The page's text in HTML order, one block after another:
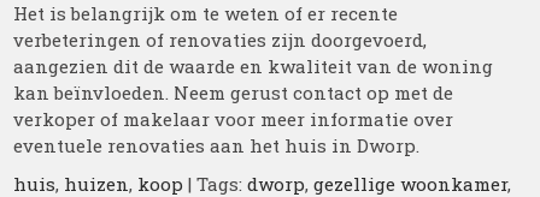
Het is belangrijk om te weten of er recente
verbeteringen of renovaties zijn doorgevoerd,
aangezien dit de waarde en kwaliteit van de woning
kan beïnvloeden. Neem gerust contact op met de
verkoper of makelaar voor meer informatie over
eventuele renovaties aan het huis in Dworp.
huis, huizen, koop | Tags:dworp,gezellige woonkamer,